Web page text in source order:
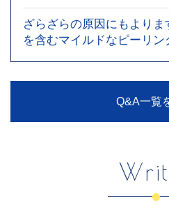
ざらざらの原因にもより
を含むマイルドなピーリ
Q&A一覧